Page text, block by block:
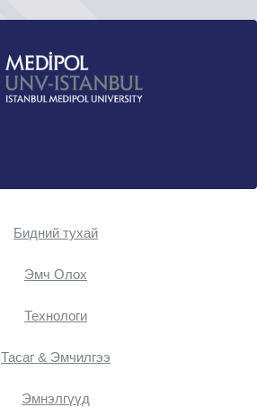
Бидний тухай
Эмч Oлох
Технологи
Тасаг & Эмчилгээ
Эмнэлгүүд